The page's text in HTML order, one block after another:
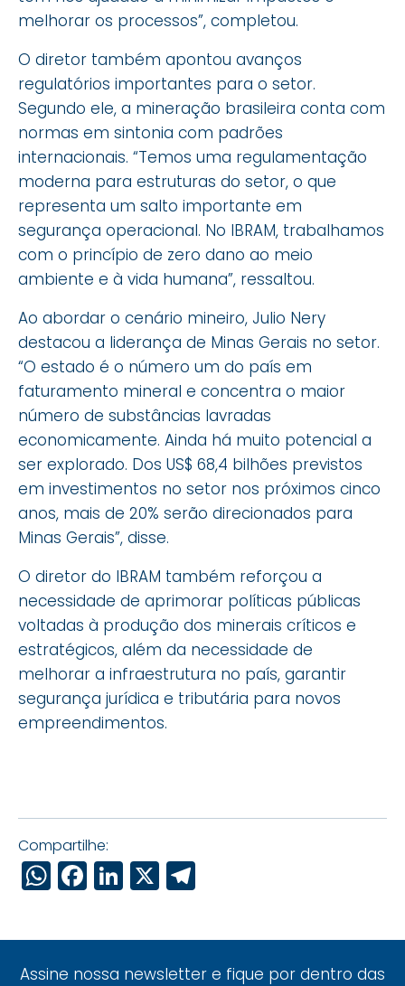
melhorar os processos”, completou.
O diretor também apontou avanços
regulatórios importantes para o setor.
Segundo ele, a mineração brasileira conta com
normas em sintonia com padrões
internacionais. “Temos uma regulamentação
moderna para estruturas do setor, o que
representa um salto importante em
segurança operacional. No IBRAM, trabalhamos
com o princípio de zero dano ao meio
ambiente e à vida humana”, ressaltou.
Ao abordar o cenário mineiro, Julio Nery
destacou a liderança de Minas Gerais no setor.
“O estado é o número um do país em
faturamento mineral e concentra o maior
número de substâncias lavradas
economicamente. Ainda há muito potencial a
ser explorado. Dos US$ 68,4 bilhões previstos
em investimentos no setor nos próximos cinco
anos, mais de 20% serão direcionados para
Minas Gerais”, disse.
O diretor do IBRAM também reforçou a
necessidade de aprimorar políticas públicas
voltadas à produção dos minerais críticos e
estratégicos, além da necessidade de
melhorar a infraestrutura no país, garantir
segurança jurídica e tributária para novos
empreendimentos.
Compartilhe:
WhatsApp
Facebook
LinkedIn
X
Assine nossa newsletter e fique por dentro das